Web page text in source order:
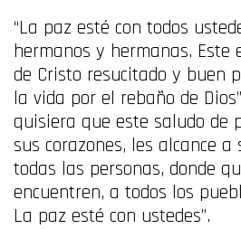
“La paz esté con todos
hermanos y hermanas. Este
de Cristo resucitado y buen
la vida por el rebaño de
quisiera que este saludo de
sus corazones, les alcance
todas las personas, donde
encuentren, a todos los
La paz esté con ustedes”.